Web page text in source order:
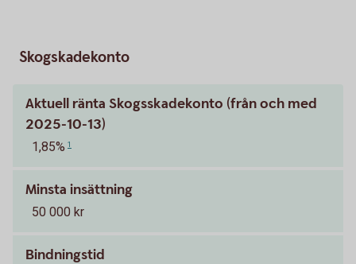
Skogskadekonto
Aktuell ränta Skogsskadekonto (från och med
2025-10-13)
1,85% 1
Minsta insättning
50 000 kr
Bindningstid